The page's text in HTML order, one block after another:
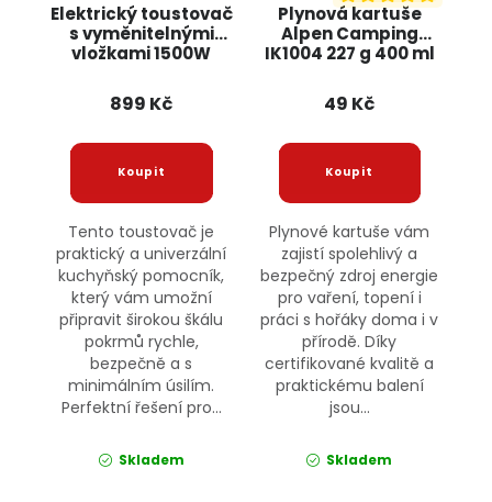
Elektrický toustovač
s vyměnitelnými
vložkami 1500W
899 Kč
Tento toustovač je
praktický a univerzální
kuchyňský pomocník,
který vám umožní
připravit širokou škálu
pokrmů rychle,
bezpečně a s
minimálním úsilím.
Perfektní řešení pro...
Skladem
Plynová kartuše
Alpen Camping
IK1004 227 g 400 ml
49 Kč
Plynové kartuše vám
zajistí spolehlivý a
bezpečný zdroj energie
pro vaření, topení i
práci s hořáky doma i v
přírodě. Díky
certifikované kvalitě a
praktickému balení
jsou...
Skladem